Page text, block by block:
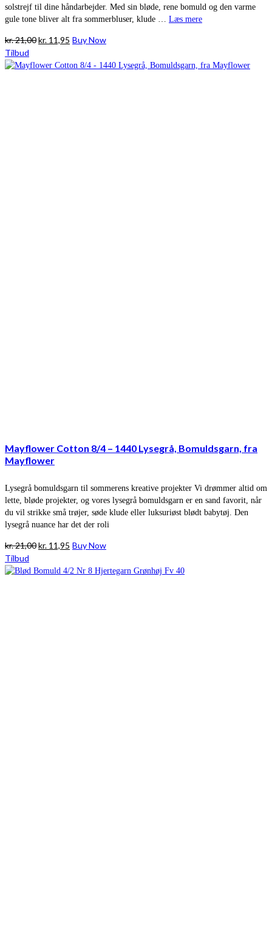
solstrejf til dine håndarbejder. Med sin bløde, rene bomuld og den varme
gule tone bliver alt fra sommerbluser, klude … Læs mere
kr.21,00Den
pris
kr. 11,95 Den
pris
Buy Now
Tilbud
Mayflower Cotton 8/4 – 1440 Lysegrå, Bomuldsgarn, fra
Mayflower
Lysegrå bomuldsgarn til sommerens kreative projekter Vi drømmer altid om
lette, bløde projekter, og vores lysegrå bomuldsgarn er en sand favorit, når
du vil strikke små trøjer, søde klude eller luksuriøst blødt babytøj. Den
lysegrå nuance har det der roli
kr.21,00Den
pris
kr. 11,95 Den
pris
Buy Now
Tilbud